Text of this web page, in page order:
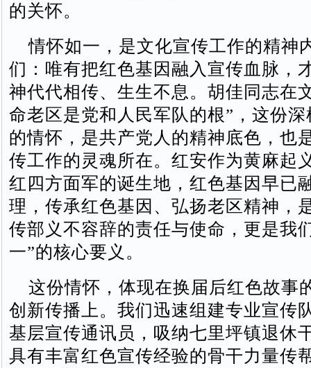
的关怀。
情怀如一，是文化宣传工作的精神
们：唯有把红色基因融入宣传血脉，
神代代相传、生生不息。胡佳同志在
命老区是党和人民军队的根”，这份
的情怀，是共产党人的精神底色，也
传工作的灵魂所在。红安作为黄麻起
红四方面军的诞生地，红色基因早已
理，传承红色基因、弘扬老区精神，
传部义不容辞的责任与使命，更是我
一”的核心要义。
这份情怀，体现在换届后红色故事
创新传播上。我们迅速组建专业宣传
基层宣传通讯员，吸纳七里坪镇退休
具有丰富红色宣传经验的骨干力量传